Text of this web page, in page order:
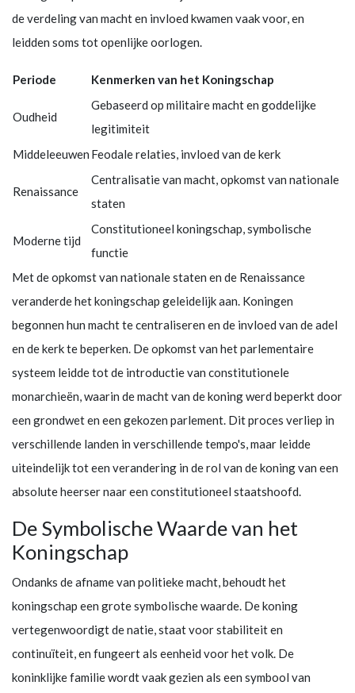
de verdeling van macht en invloed kwamen vaak voor, en
leidden soms tot openlijke oorlogen.
Periode Kenmerken van het Koningschap
Oudheid
Gebaseerd op militaire macht en goddelijke
legitimiteit
Middeleeuwen Feodale relaties, invloed van de kerk
Renaissance
Centralisatie van macht, opkomst van nationale
staten
Moderne tijd
Constitutioneel koningschap, symbolische
functie
Met de opkomst van nationale staten en de Renaissance
veranderde het koningschap geleidelijk aan. Koningen
begonnen hun macht te centraliseren en de invloed van de adel
en de kerk te beperken. De opkomst van het parlementaire
systeem leidde tot de introductie van constitutionele
monarchieën, waarin de macht van de koning werd beperkt door
een grondwet en een gekozen parlement. Dit proces verliep in
verschillende landen in verschillende tempo's, maar leidde
uiteindelijk tot een verandering in de rol van de koning van een
absolute heerser naar een constitutioneel staatshoofd.
De Symbolische Waarde van het
Koningschap
Ondanks de afname van politieke macht, behoudt het
koningschap een grote symbolische waarde. De koning
vertegenwoordigt de natie, staat voor stabiliteit en
continuïteit, en fungeert als eenheid voor het volk. De
koninklijke familie wordt vaak gezien als een symbool van